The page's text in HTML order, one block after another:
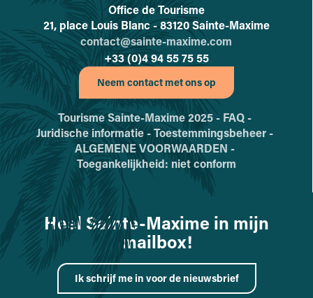
L'office de tourisme de Sainte-
Office de Tourisme
21, place Louis Blanc - 83120 Sainte-Maxime
contact@sainte-maxime.com
+33 (0)4 94 55 75 55
Neem contact met ons op
Tourisme Sainte-Maxime 2025 - FAQ -
Juridische informatie -Toestemmingsbeheer -
ALGEMENE VOORWAARDEN -
Toegankelijkheid: niet conform
Heel Sainte-Maxime in mijn
mailbox!
Ik schrijf me in voor de nieuwsbrief